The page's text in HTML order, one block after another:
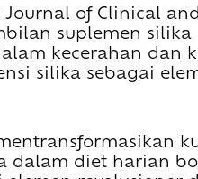
of Clinical
suplemen
kecerahan dan
silika sebagai
dalam diet harian